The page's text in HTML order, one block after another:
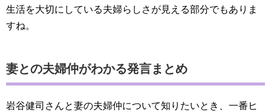
生活を大切にしている夫婦らしさが見える部分でもありま
すね。
妻との夫婦仲がわかる発言まとめ
岩谷健司さんと妻の夫婦仲について知りたいとき、一番ヒ